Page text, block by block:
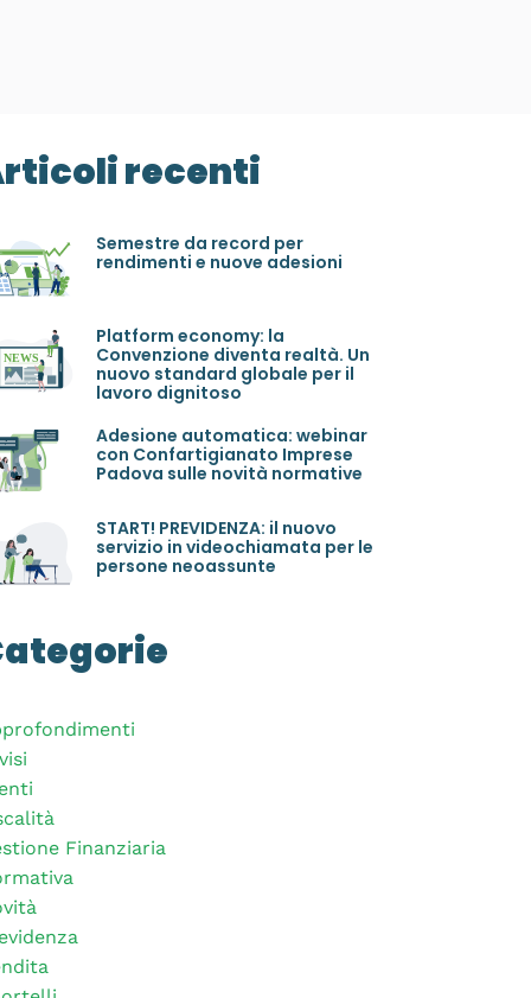
recenti
Semestre da record per
rendimenti e nuove adesioni
Platform economy: la
Convenzione diventa realtà. Un
nuovo standard globale per il
lavoro dignitoso
Adesione automatica: webinar
con Confartigianato Imprese
Padova sulle novità normative
START! PREVIDENZA: il nuovo
servizio in videochiamata per le
persone neoassunte
Finanziaria